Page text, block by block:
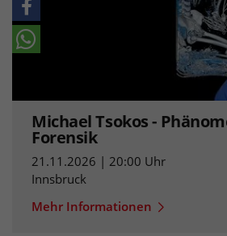
Michael Tsokos -
Forensik
21.11.2026 | 20:00 Uhr
Innsbruck
Mehr Informationen